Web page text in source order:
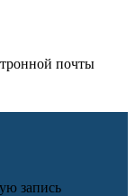
почты
запись